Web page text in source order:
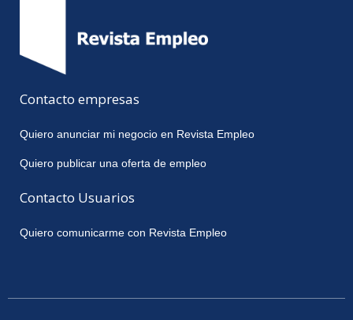
Contacto empresas
Quiero anunciar mi negocio en Revista Empleo
Quiero publicar una oferta de empleo
Contacto Usuarios
Quiero comunicarme con Revista Empleo